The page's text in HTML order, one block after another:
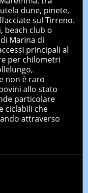
dune, pinete,
sul Tirreno.
beach club o
Marina di
principali al
per chilometri
non è raro
allo stato
particolare
ciclabili che
attraverso